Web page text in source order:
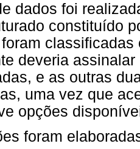
dados foi
constituído
deveria
e as outras
uma vez que
opções
foram